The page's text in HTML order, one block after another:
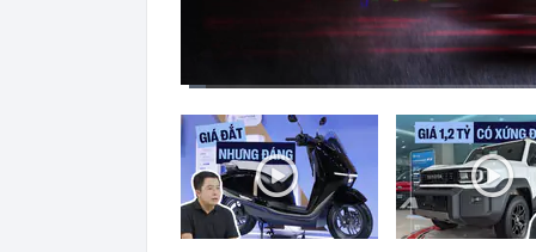
CurrentDuration